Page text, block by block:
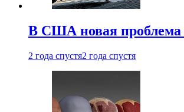
В США новая проблема
2 года спустя2 года спустя